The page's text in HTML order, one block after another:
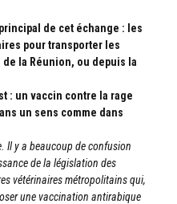
de cet échange : les
pour transporter les
la Réunion, ou depuis la
: un vaccin contre la rage
un sens comme dans
Il y a beaucoup de confusion
de la législation des
vétérinaires métropolitains qui,
une vaccination antirabique